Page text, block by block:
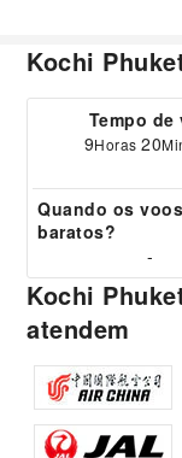
Kochi
Tempo de
9Horas20
Quando os
baratos?
-
Kochi
atendem